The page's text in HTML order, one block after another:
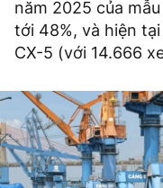
năm 2025 của
tới 48%, và hiện
CX-5 (với 14.666